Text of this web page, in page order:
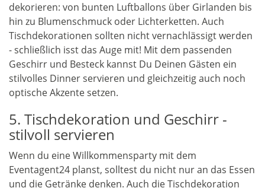
dekorieren: von bunten Luftballons über Girlanden bis
hin zu Blumenschmuck oder Lichterketten. Auch
Tischdekorationen sollten nicht vernachlässigt werden
- schließlich isst das Auge mit! Mit dem passenden
Geschirr und Besteck kannst Du Deinen Gästen ein
stilvolles Dinner servieren und gleichzeitig auch noch
optische Akzente setzen.
5. Tischdekoration und Geschirr -
stilvoll servieren
Wenn du eine Willkommensparty mit dem
Eventagent24 planst, solltest du nicht nur an das Essen
und die Getränke denken. Auch die Tischdekoration